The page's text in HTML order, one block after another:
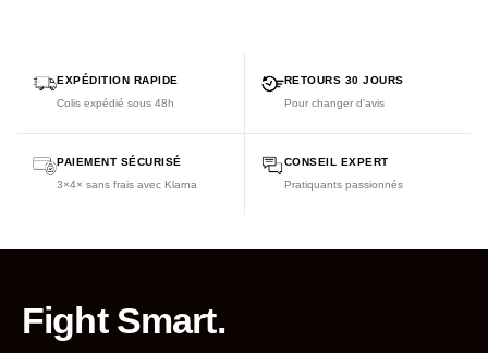
EXPÉDITION RAPIDE
Colis expédié sous 48h
RETOURS 30 JOURS
Pour changer d'avis
PAIEMENT SÉCURISÉ
3×4× sans frais avec Klarna
CONSEIL EXPERT
Pratiquants passionnés
Fight Smart.